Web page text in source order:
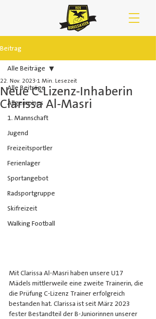
Beitrag
Alle Beiträge
Allgemeines
1. Mannschaft
Jugend
Freizeitsportler
Ferienlager
Sportangebot
Radsportgruppe
Skifreizeit
Walking Football
Alle Beiträge
Neue C-Lizenz-Inhaberin
Clarissa Al-Masri
22. Nov. 2023 1 Min. Lesezeit
Mit Clarissa Al-Masri haben unsere U17
Mädels mittlerweile eine zweite Trainerin, die
die Prüfung C-Lizenz Trainer erfolgreich
bestanden hat. Clarissa ist seit März 2023
fester Bestandteil der B-Juniorinnen unserer